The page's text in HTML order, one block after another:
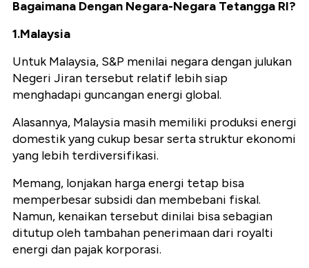
Bagaimana Dengan Negara-Negara Tetangga RI?
1.Malaysia
Untuk Malaysia, S&P menilai negara dengan julukan
Negeri Jiran tersebut relatif lebih siap
menghadapi guncangan energi global.
Alasannya, Malaysia masih memiliki produksi energi
domestik yang cukup besar serta struktur ekonomi
yang lebih terdiversifikasi.
Memang, lonjakan harga energi tetap bisa
memperbesar subsidi dan membebani fiskal.
Namun, kenaikan tersebut dinilai bisa sebagian
ditutup oleh tambahan penerimaan dari royalti
energi dan pajak korporasi.